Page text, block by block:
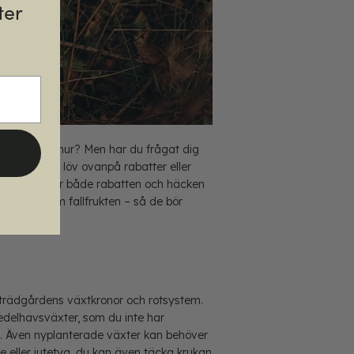
dag, eller hur? Men har du frågat dig
Har du löv ovanpå rabatter eller
kommer både rabatten och häcken
som fallfrukten – så de bör
växtkronor och rotsystem.
som du inte har
nyplanterade växter kan behöver